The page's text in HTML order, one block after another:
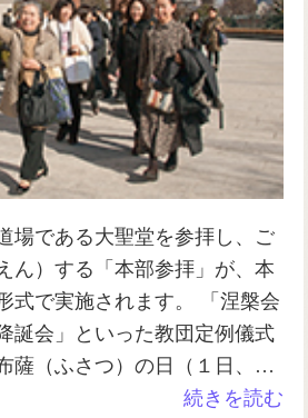
場である大聖堂を参拝し、ご
ん）する「本部参拝」が、本
式で実施されます。 「涅槃会
誕会」といった教団定例儀式
薩（ふさつ）の日（１日、…
続きを読む